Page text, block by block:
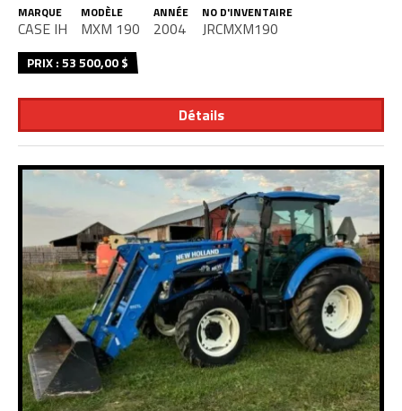
Détails
MARQUE
CASE IH
MODÈLE
MXM 190
ANNÉE
2004
NO D'INVENTAIRE
JRCMXM190
PRIX : 53 500,00 $